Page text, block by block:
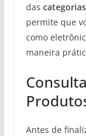
das categorias
permite que
como
maneira
Antes de